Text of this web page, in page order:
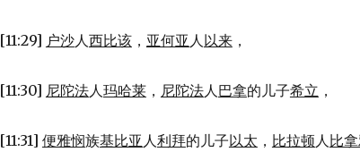
[11:29] 户沙人西比该， 亚何亚 人以来，
[11:30] 尼陀法人玛哈莱， 尼陀法人巴拿的儿子希立 ，
[11:31] 便雅悯族基比亚 人利拜的儿子以太 ， 比拉顿人 比